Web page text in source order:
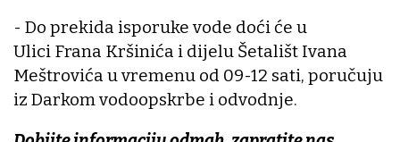
- Do prekida isporuke vode doći će u
Ulici Frana Kršinića i dijelu Šetališt Ivana
Meštrovića u vremenu od 09-12 sati, poručuju
iz Darkom vodoopskrbe i odvodnje.